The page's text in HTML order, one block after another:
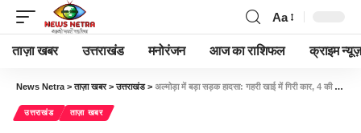
Aa
ताज़ा खबर उत्तराखंड मनोरंजन आज का राशिफल क्राइम न्यूज़
News Netra >ताज़ा खबर>उत्तराखंड> अल्मोड़ा में बड़ा सड़क हादसा: गहरी खाई में गिरी कार, 4 की दर्दनाक मौत-Newsnetra
उत्तराखंड ताज़ा खबर